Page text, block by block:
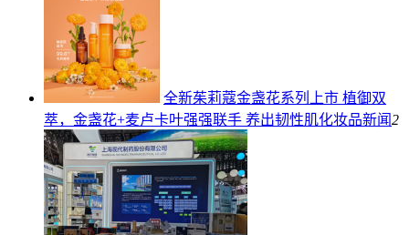
全新茱莉蔻金盏花系列上市 植御双
萃，金盏花+麦卢卡叶强强联手 养出韧性肌化妆品新闻2